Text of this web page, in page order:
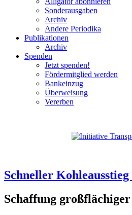
Sonderausgaben
Archiv
Andere Periodika
Publikationen
Archiv
Spenden
Jetzt spenden!
Fördermitglied werden
Bankeinzug
Überweisung
Vererben
Schneller
Schaffung